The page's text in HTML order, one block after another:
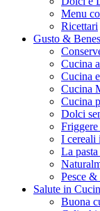
Menu
Ricettari
Gusto &
Cucina
Cucina
Cucina
Cucina
Dolci
Friggere
I cereali
La pasta
Pesce &
Salute in
Buona